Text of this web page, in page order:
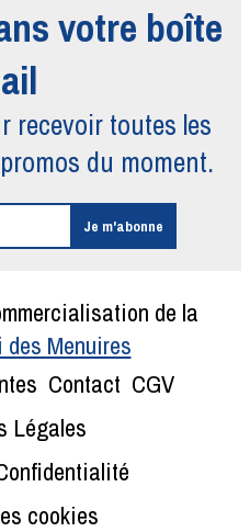
votre boîte
recevoir toutes les
du moment.
de la
Menuires
Contact CGV
Légales
cookies